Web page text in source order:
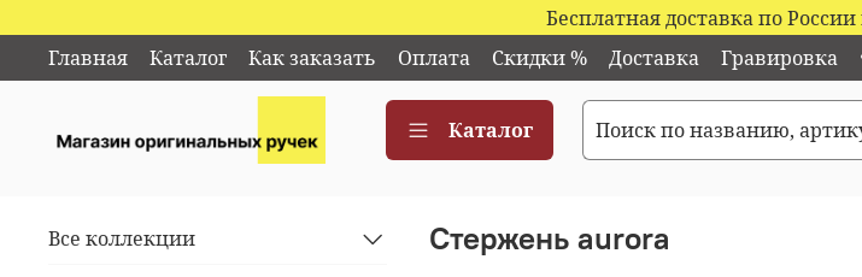
Бесплатная доставка по России
Главная
Каталог Как заказать Оплата Скидки % Доставка Гравировка
Каталог
Стержень aurora
Все коллекции